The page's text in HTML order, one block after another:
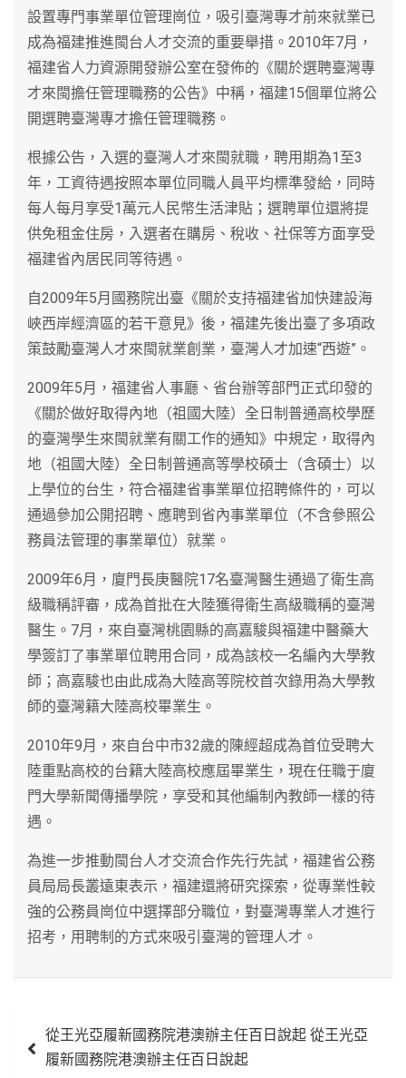
設置專門事業單位管理崗位，吸引臺灣專才前來就業已
成為福建推進閩台人才交流的重要舉措。2010年7月，
福建省人力資源開發辦公室在發佈的《關於選聘臺灣專
才來閩擔任管理職務的公告》中稱，福建15個單位將公
開選聘臺灣專才擔任管理職務。
根據公告，入選的臺灣人才來閩就職，聘用期為1至3
年，工資待遇按照本單位同職人員平均標準發給，同時
每人每月享受1萬元人民幣生活津貼；選聘單位還將提
供免租金住房，入選者在購房、稅收、社保等方面享受
福建省內居民同等待遇。
自2009年5月國務院出臺《關於支持福建省加快建設海
峽西岸經濟區的若干意見》後，福建先後出臺了多項政
策鼓勵臺灣人才來閩就業創業，臺灣人才加速“西遊”。
2009年5月，福建省人事廳、省台辦等部門正式印發的
《關於做好取得內地（祖國大陸）全日制普通高校學歷
的臺灣學生來閩就業有關工作的通知》中規定，取得內
地（祖國大陸）全日制普通高等學校碩士（含碩士）以
上學位的台生，符合福建省事業單位招聘條件的，可以
通過參加公開招聘、應聘到省內事業單位（不含參照公
務員法管理的事業單位）就業。
2009年6月，廈門長庚醫院17名臺灣醫生通過了衛生高
級職稱評審，成為首批在大陸獲得衛生高級職稱的臺灣
醫生。7月，來自臺灣桃園縣的高嘉駿與福建中醫藥大
學簽訂了事業單位聘用合同，成為該校一名編內大學教
師；高嘉駿也由此成為大陸高等院校首次錄用為大學教
師的臺灣籍大陸高校畢業生。
2010年9月，來自台中市32歲的陳經超成為首位受聘大
陸重點高校的台籍大陸高校應屆畢業生，現在任職于廈
門大學新聞傳播學院，享受和其他編制內教師一樣的待
遇。
為進一步推動閩台人才交流合作先行先試，福建省公務
員局局長叢遠東表示，福建還將研究探索，從專業性較
強的公務員崗位中選擇部分職位，對臺灣專業人才進行
招考，用聘制的方式來吸引臺灣的管理人才。
章 從王光亞履新國務院港澳辦主任百日說起 從王光亞
履新國務院港澳辦主任百日說起